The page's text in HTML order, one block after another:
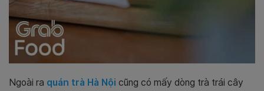
Ngoài ra quán trà Hà Nội cũng có mấy dòng trà trái cây